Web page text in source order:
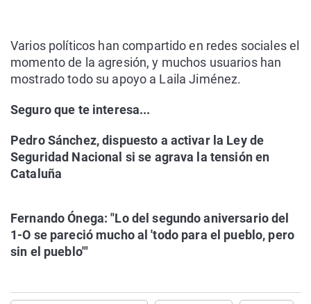
Varios políticos han compartido en redes sociales el
momento de la agresión, y muchos usuarios han
mostrado todo su apoyo a Laila Jiménez.
Seguro que te interesa...
Pedro Sánchez, dispuesto a activar la Ley de
Seguridad Nacional si se agrava la tensión en
Cataluña
Fernando Ónega: "Lo del segundo aniversario del
1-O se pareció mucho al 'todo para el pueblo, pero
sin el pueblo'"